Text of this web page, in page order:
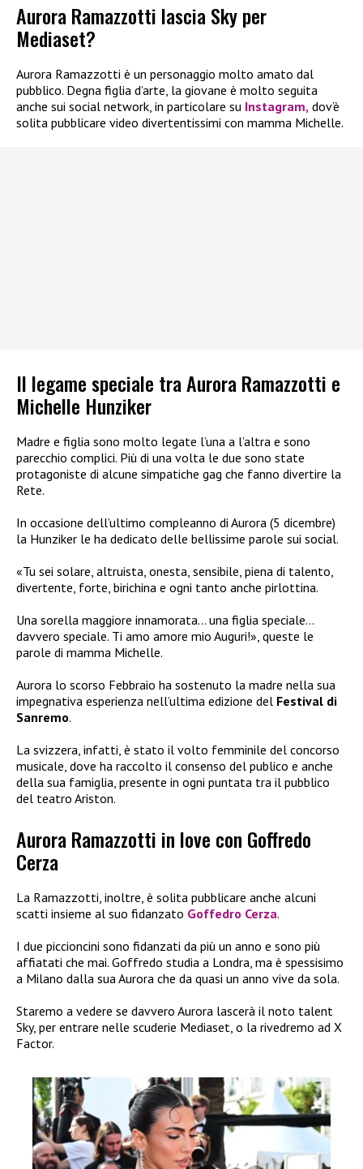
Aurora Ramazzotti lascia Sky per
Mediaset?
Aurora Ramazzotti è un personaggio molto amato dal
pubblico. Degna figlia d’arte, la giovane è molto seguita
anche sui social network, in particolare su Instagram, dov’è
solita pubblicare video divertentissimi con mamma Michelle.
Il legame speciale tra Aurora Ramazzotti e
Michelle Hunziker
Madre e figlia sono molto legate l’una a l’altra e sono
parecchio complici. Più di una volta le due sono state
protagoniste di alcune simpatiche gag che fanno divertire la
Rete.
In occasione dell’ultimo compleanno di Aurora (5 dicembre)
la Hunziker le ha dedicato delle bellissime parole sui social.
«Tu sei solare, altruista, onesta, sensibile, piena di talento,
divertente, forte, birichina e ogni tanto anche pirlottina.
Una sorella maggiore innamorata… una figlia speciale…
davvero speciale. Ti amo amore mio Auguri!», queste le
parole di mamma Michelle.
Aurora lo scorso Febbraio ha sostenuto la madre nella sua
impegnativa esperienza nell’ultima edizione del Festival di
Sanremo.
La svizzera, infatti, è stato il volto femminile del concorso
musicale, dove ha raccolto il consenso del publico e anche
della sua famiglia, presente in ogni puntata tra il pubblico
del teatro Ariston.
Aurora Ramazzotti in love con Goffredo
Cerza
La Ramazzotti, inoltre, è solita pubblicare anche alcuni
scatti insieme al suo fidanzato Goffedro Cerza.
I due piccioncini sono fidanzati da più un anno e sono più
affiatati che mai. Goffredo studia a Londra, ma è spessisimo
a Milano dalla sua Aurora che da quasi un anno vive da sola.
Staremo a vedere se davvero Aurora lascerà il noto talent
Sky, per entrare nelle scuderie Mediaset, o la rivedremo ad X
Factor.